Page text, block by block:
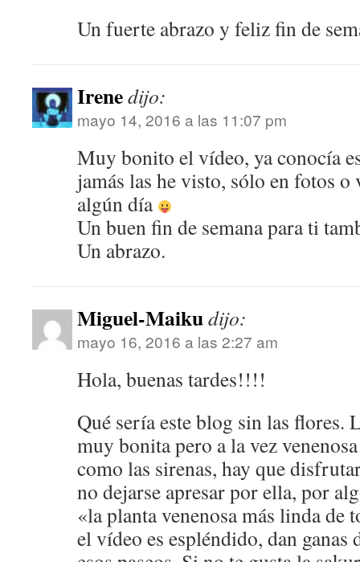
Un fuerte abrazo y feliz fin de
Irenedijo:
mayo 14, 2016 a las 11:07 pm
Muy bonito el vídeo, ya conocía
jamás las he visto, sólo en fotos o
algún día
Un buen fin de semana para ti
Un abrazo.
Miguel-Maikudijo:
mayo 16, 2016 a las 2:27 am
Hola, buenas tardes!!!!
Qué sería este blog sin las flores.
muy bonita pero a la vez
como las sirenas, hay que
no dejarse apresar por ella, por
«la planta venenosa más linda de
el vídeo es espléndido, dan